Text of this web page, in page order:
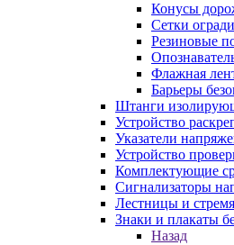
Конусы
Сетки
Резиновые
Флажная
Барьеры
Штанги
Устройство
Указатели
Устройство
Комплектующие
Сигнализаторы
Лестницы и
Знаки и плакаты
Назад